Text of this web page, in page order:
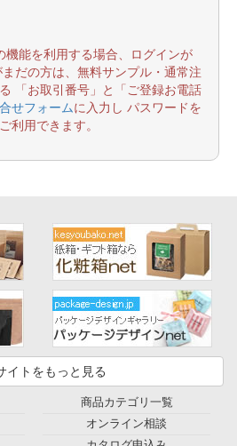
機能を利用する場合、ログインが
だの方は、無料サンプル・通常注
「お取引番号」と「ご登録お電話
せフォームに入力し パスワードを
利用できます。
イトをもっと見る
商品カテゴリ一覧
オンライン相談